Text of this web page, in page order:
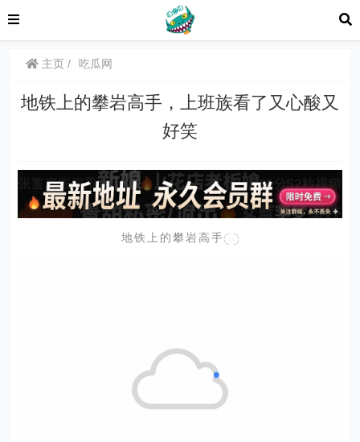
主页 吃瓜网
地铁上的攀岩高手，上班族看了又心酸又
好笑
地铁上的攀岩高手